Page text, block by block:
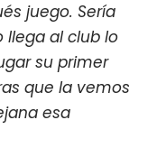
juego. Sería
llega al club lo
su primer
que la vemos
esa